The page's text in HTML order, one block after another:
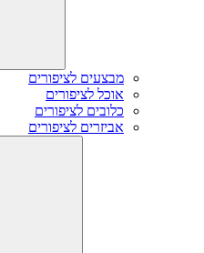
מבצעים לציפורים
אוכל לציפורים
כלובים לציפורים
אביזרים לציפורים